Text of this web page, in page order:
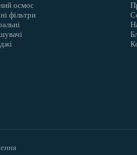
осмос
фільтри